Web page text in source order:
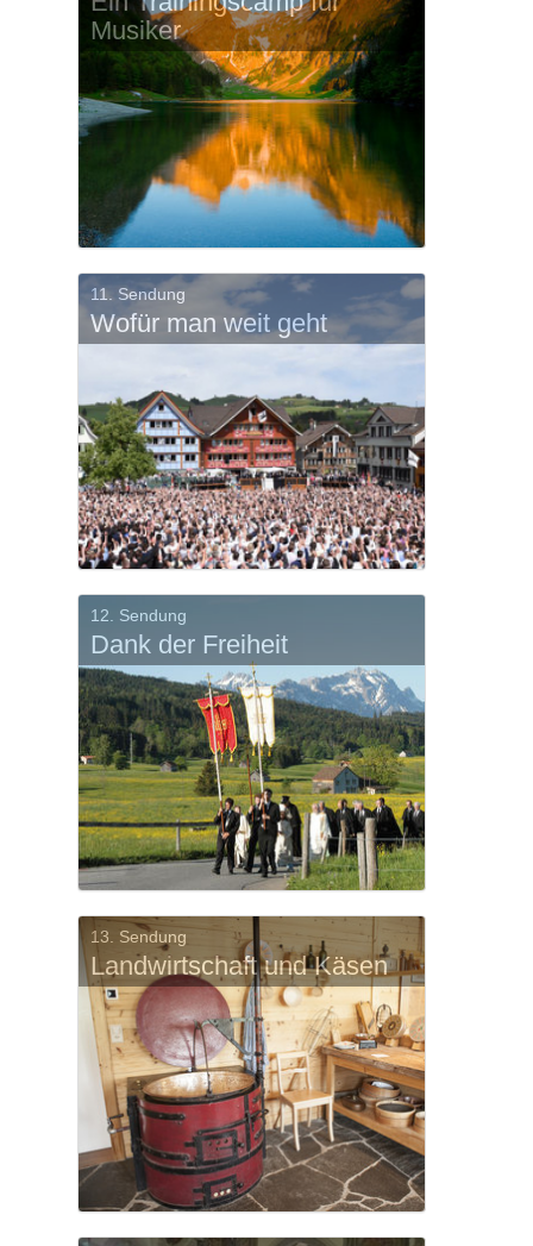
Musiker
11. Sendung
Wofür man weit geht
12. Sendung
Dank der Freiheit
13. Sendung
Landwirtschaft und Käsen